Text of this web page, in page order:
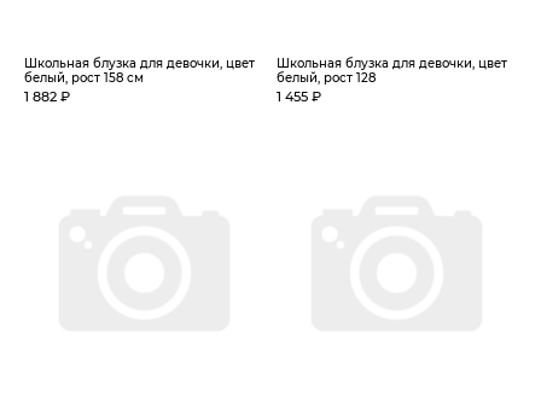
Школьная блузка для девочки, цвет
белый, рост 158 см
1 882 ₽
Школьная блузка для девочки, цвет
белый, рост 128
1 455 ₽